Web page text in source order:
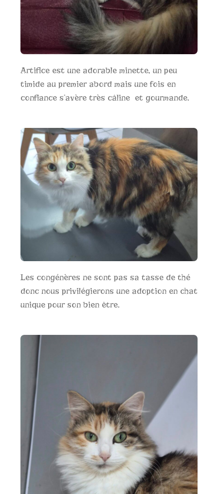
Artifice est une adorable minette, un peu
timide au premier abord mais une fois en
confiance s’avère très câline et gourmande.
Les congénères ne sont pas sa tasse de thé
donc nous privilégierons une adoption en chat
unique pour son bien être.